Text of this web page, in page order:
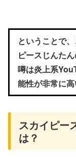
ということで
ピースじんた
噂は炎上系
能性が非常に高
スカイピー
は？